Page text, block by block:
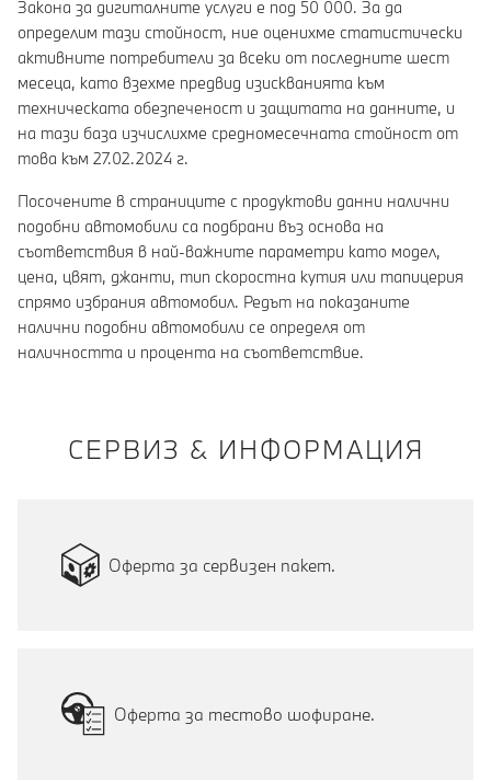
Закона за дигиталните услуги е под 50 000. За да
определим тази стойност, ние оценихме статистически
активните потребители за всеки от последните шест
месеца, като взехме предвид изискванията към
техническата обезпеченост и защитата на данните, и
на тази база изчислихме средномесечната стойност от
това към 27.02.2024 г.
Посочените в страниците с продуктови данни налични
подобни автомобили са подбрани въз основа на
съответствия в най-важните параметри като модел,
цена, цвят, джанти, тип скоростна кутия или тапицерия
спрямо избрания автомобил. Редът на показаните
налични подобни автомобили се определя от
наличността и процента на съответствие.
СЕРВИЗ & ИНФОРМАЦИЯ
Оферта за сервизен пакет.
Оферта за тестово шофиране.